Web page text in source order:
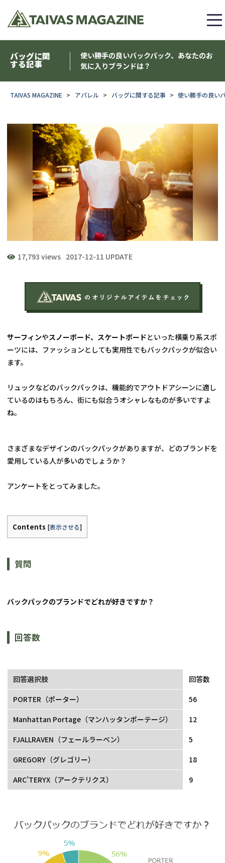
バッグに関
する記事
使い勝手の良いバックパック、あなたのお
気に入りブランドは？
TAIVAS MAGAZINE アパレル バッグに関する記事 使い勝手の良い
17,793 views 2017-12-11 UPDATE
サーフィンやスノーボード、スケートボードといった横乗り系スポ
ーツには、ファッションとしても実用性でもバックパックが似合い
ます。
リュックなどのバックパックは、機能的でアウトドアシーンに適し
ているのはもちろん、街にも似合うオシャレなものが多いですよ
ね。
さまざまなデザインのバックパックがありますが、どのブランドを
愛用している人が多いのでしょうか？
アンケートをとってみました。
Contents [表示させる]
質問
バックパックのブランドでどれが好きですか？
回答数
回答選択肢
回答数
PORTER（ポーター）
56
Manhattan Portage（マンハッタンポーテージ）
12
FJALLRAVEN（フェールラーベン）
5
GREGORY（グレゴリー）
18
ARC’TERYX（アークテリクス）
9